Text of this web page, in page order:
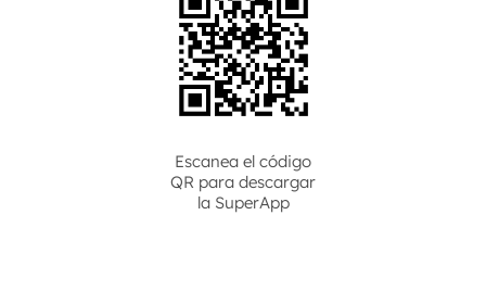
Escanea el código
QR para descargar
la SuperApp